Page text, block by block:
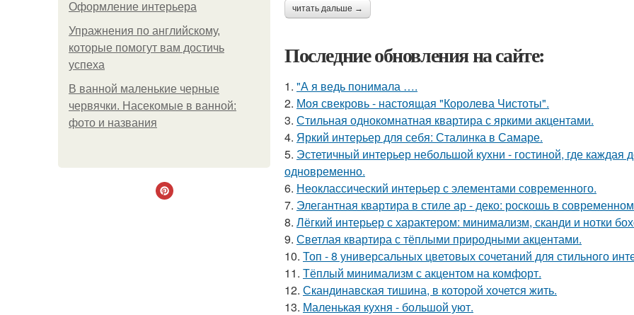
Оформление интерьера
Упражнения по английскому,
которые помогут вам достичь
успеха
В ванной маленькие черные
червячки. Насекомые в ванной:
фото и названия
читать дальше →
Последние обновления на сайте:
1. "А я ведь понимала ….
2. Моя свекровь - настоящая "Королева Чистоты".
3. Стильная однокомнатная квартира с яркими акцентами.
4. Яркий интерьер для себя: Сталинка в Самаре.
5. Эстетичный интерьер небольшой кухни - гостиной, где
одновременно.
6. Неоклассический интерьер с элементами современного.
7. Элегантная квартира в стиле ар - деко: роскошь в
8. Лёгкий интерьер с характером: минимализм, сканди и нотки
9. Светлая квартира с тёплыми природными акцентами.
10. Топ - 8 универсальных цветовых сочетаний для стильного
11. Тёплый минимализм с акцентом на комфорт.
12. Скандинавская тишина, в которой хочется жить.
13. Маленькая кухня - большой уют.